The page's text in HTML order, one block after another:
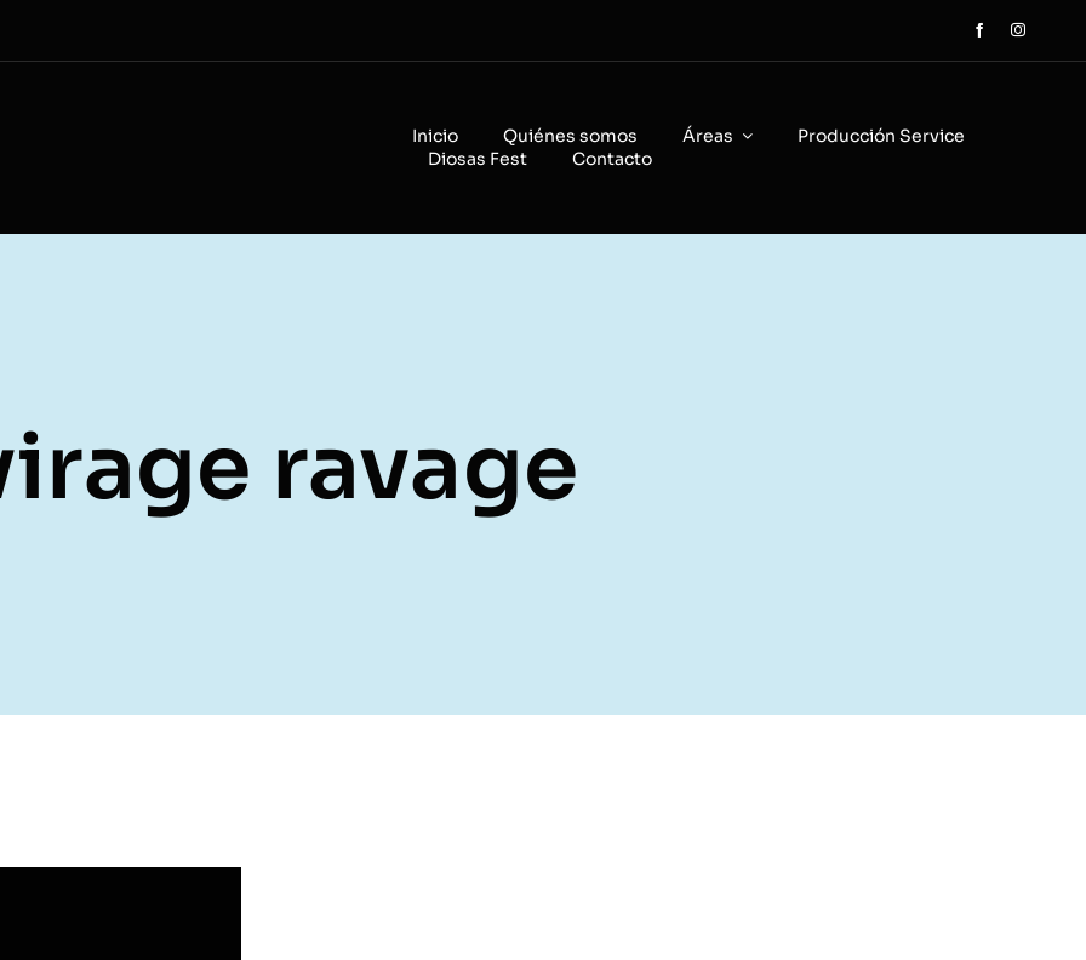
Inicio Quiénes somos Áreas
Producción Service
Diosas Fest
Contacto
ravage